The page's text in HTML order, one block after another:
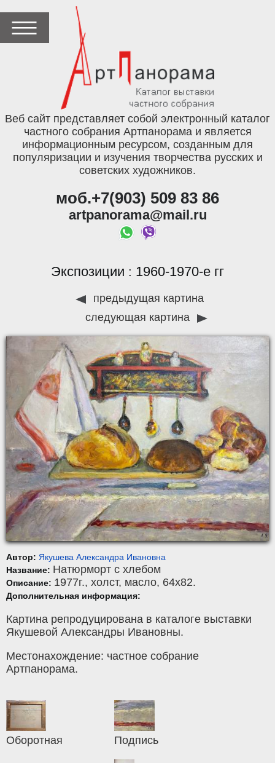
Веб сайт представляет собой электронный каталог
частного собрания Артпанорама и является
информационным ресурсом, созданным для
популяризации и изучения творчества русских и
советских художников.
моб.+7(903) 509 83 86
artpanorama@mail.ru
Экспозиции : 1960-1970-е гг
предыдущая картина
следующая картина
Автор: Якушева Александра Ивановна
Название: Натюрморт с хлебом
Описание: 1977г., холст, масло, 64x82.
Дополнительная информация:
Картина репродуцирована в каталоге выставки
Якушевой Александры Ивановны.
Местонахождение: частное собрание
Артпанорама.
Оборотная Подпись